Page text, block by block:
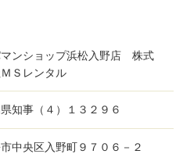
マンショップ浜松入野店 株式
Ｓレンタル
知事（４）１３２９６
中央区入野町９７０６－２